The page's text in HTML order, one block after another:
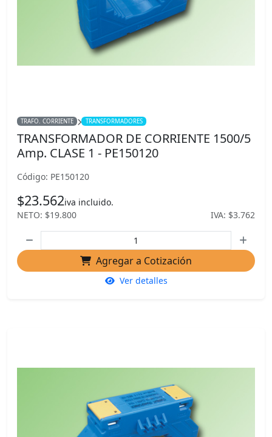
TRAFO. CORRIENTE TRANSFORMADORES
TRANSFORMADOR DE CORRIENTE 1500/5
Amp. CLASE 1 - PE150120
Código: PE150120
$23.562iva incluido.
NETO: $19.800
IVA: $3.762
Agregar a Cotización
Ver detalles